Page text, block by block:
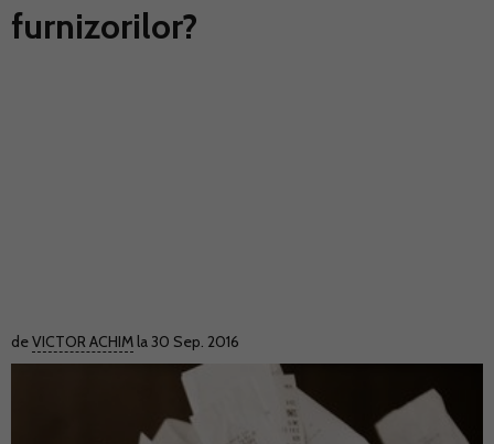
furnizorilor?
deVICTOR ACHIM la 30 Sep. 2016